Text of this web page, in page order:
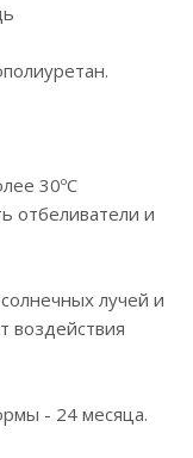
30ºС
отбеливатели и
лучей и
воздействия
- 24 месяца.